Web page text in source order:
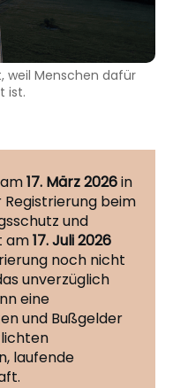
weil Menschen dafür
ist.
17. März 2026in
beim
und
am17. Juli 2026
noch nicht
unverzüglich
eine
und Bußgelder
laufende